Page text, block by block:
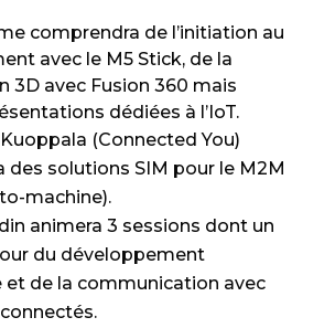
comprendra de l’initiation au
avec le M5 Stick, de la
3D avec Fusion 360 mais
dédiées à l’IoT.
(Connected You)
des solutions SIM pour le M2M
machine).
animera 3 sessions dont un
du développement
et de la communication avec